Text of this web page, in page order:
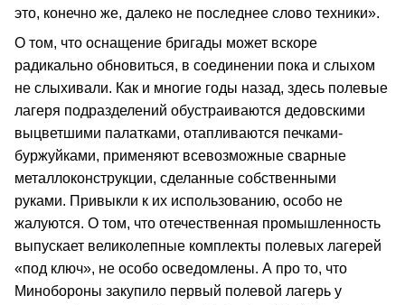
это, конечно же, далеко не последнее слово техники».
О том, что оснащение бригады может вскоре
радикально обновиться, в соединении пока и слыхом
не слыхивали. Как и многие годы назад, здесь полевые
лагеря подразделений обустраиваются дедовскими
выцветшими палатками, отапливаются печками-
буржуйками, применяют всевозможные сварные
металлоконструкции, сделанные собственными
руками. Привыкли к их использованию, особо не
жалуются. О том, что отечественная промышленность
выпускает великолепные комплекты полевых лагерей
«под ключ», не особо осведомлены. А про то, что
Минобороны закупило первый полевой лагерь у